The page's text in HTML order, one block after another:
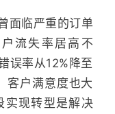
面临严重的订单
流失率居高不
误率从12%降至
客户满意度也大
实现转型是解决